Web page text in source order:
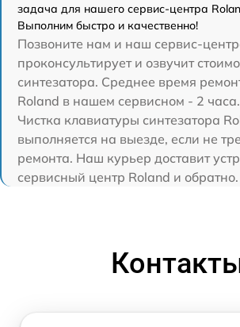
задача для нашего сервис-центра
Выполним быстро и качественно!
Позвоните нам и наш сервис-
проконсультирует и озвучит
синтезатора. Среднее время
Roland в нашем сервисном - 2 часа.
Чистка клавиатуры синтезатора
выполняется на выезде, если не
ремонта. Наш курьер доставит
сервисный центр Roland и обратно.